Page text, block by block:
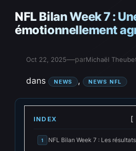
NFL Bilan Week 7 :
émotionnellement
Oct 22, 2025—parMichaël
dans NEWS , NEWS NFL
INDEX
1 NFL Bilan Week 7 : Les résultats